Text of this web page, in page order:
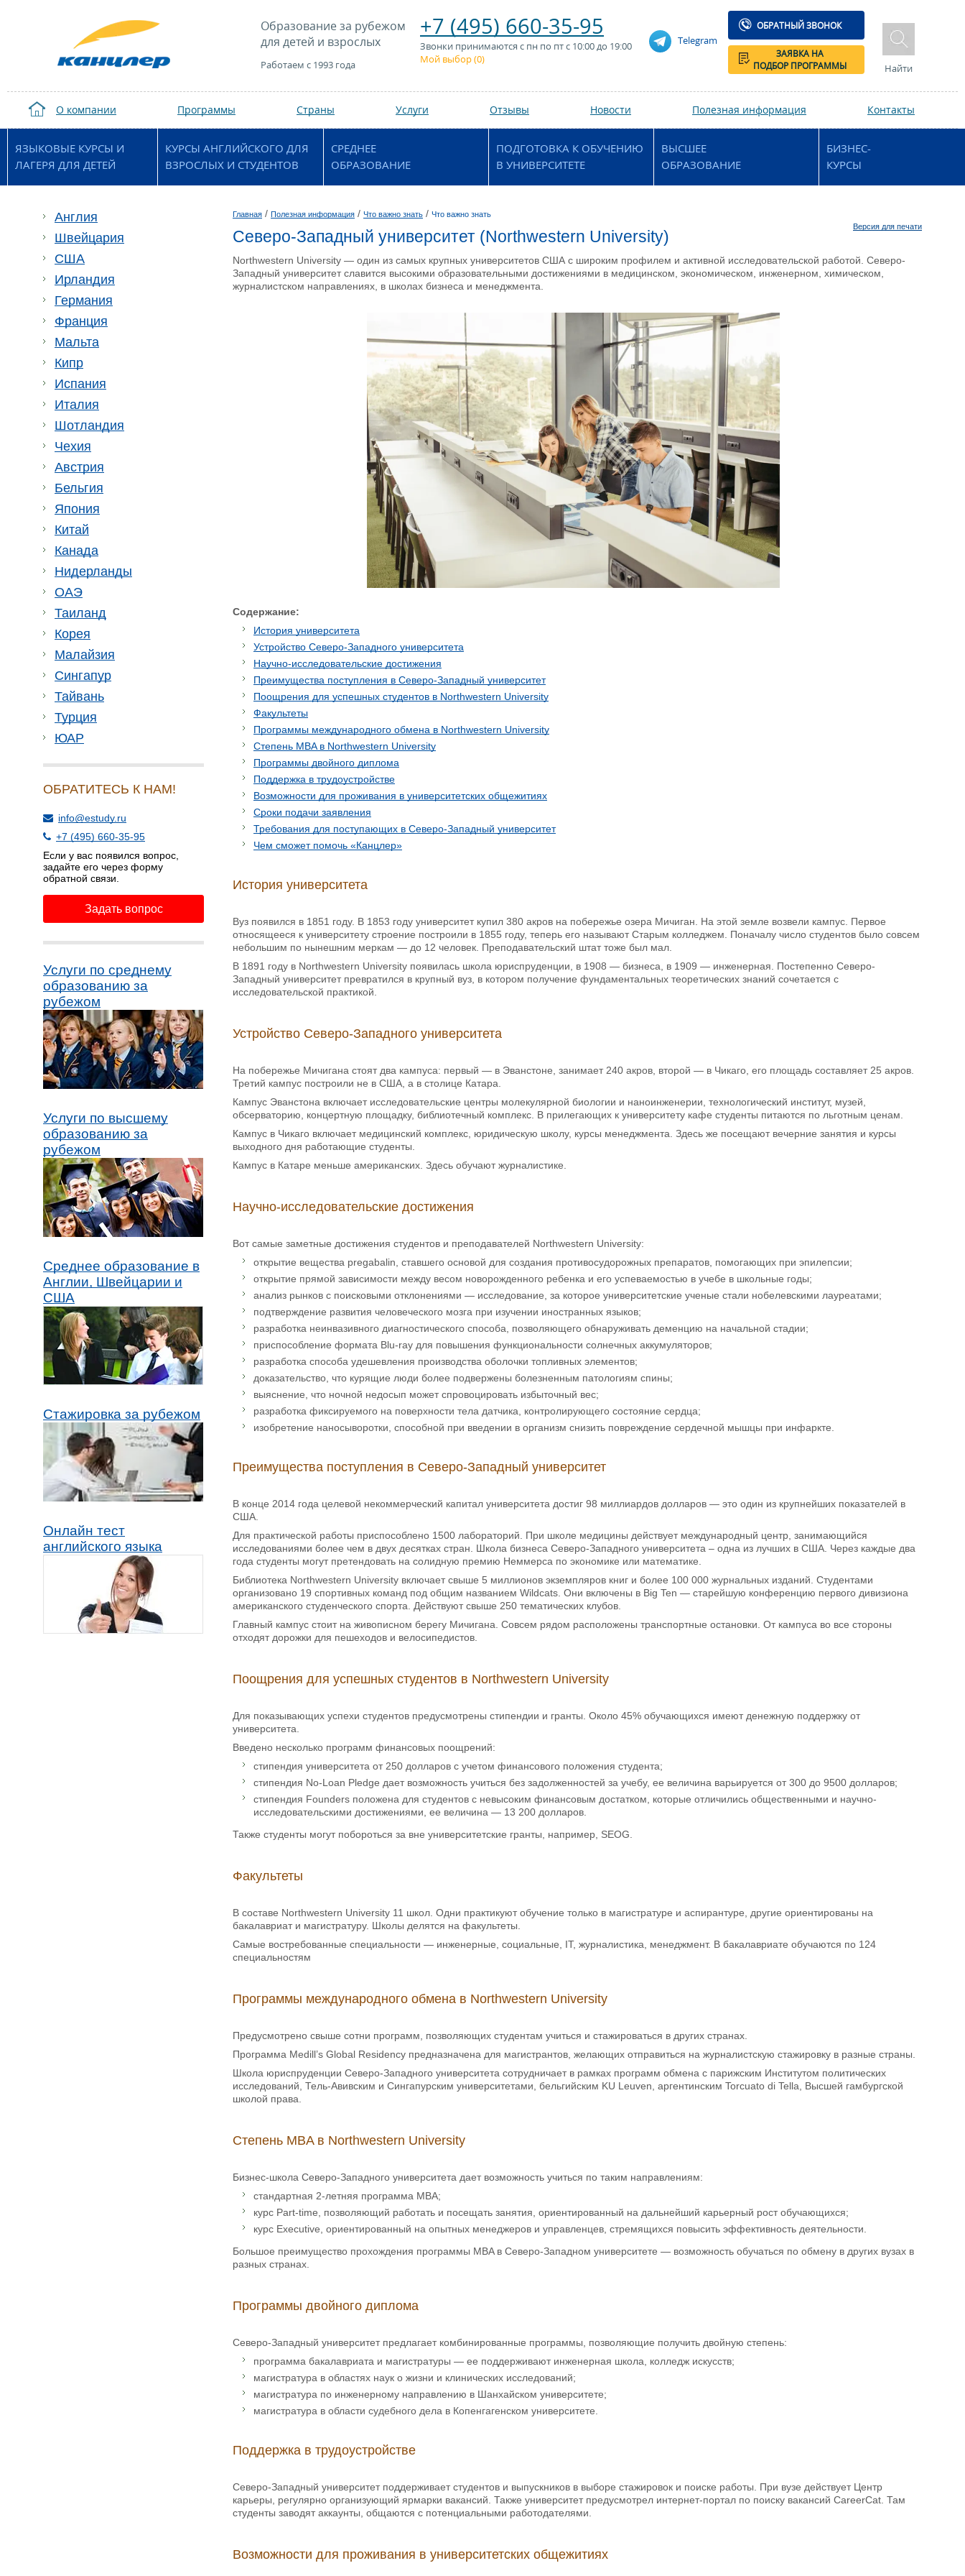
Образование за рубежом
для детей и взрослых
Работаем с 1993 года
+7 (495) 660-35-95
Звонки принимаются с пн по пт с 10:00 до 19:00
Мой выбор (0)
Telegram
ОБРАТНЫЙ ЗВОНОК
ЗАЯВКА НА
ПОДБОР ПРОГРАММЫ
Найти
О компании Программы Страны Услуги Отзывы Новости Полезная информация Контакты
ЯЗЫКОВЫЕ КУРСЫ И
ЛАГЕРЯ ДЛЯ ДЕТЕЙ
КУРСЫ АНГЛИЙСКОГО ДЛЯ
ВЗРОСЛЫХ И СТУДЕНТОВ
СРЕДНЕЕ
ОБРАЗОВАНИЕ
ПОДГОТОВКА К ОБУЧЕНИЮ
В УНИВЕРСИТЕТЕ
ВЫСШЕЕ
ОБРАЗОВАНИЕ
БИЗНЕС-
КУРСЫ
Англия
Швейцария
США
Ирландия
Германия
Франция
Мальта
Кипр
Испания
Италия
Шотландия
Чехия
Австрия
Бельгия
Япония
Китай
Канада
Нидерланды
ОАЭ
Таиланд
Корея
Малайзия
Сингапур
Тайвань
Турция
ЮАР
ОБРАТИТЕСЬ К НАМ!
info@estudy.ru
+7 (495) 660-35-95
Если у вас появился вопрос,
задайте его через форму
обратной связи.
Задать вопрос
Услуги по среднему
образованию за
рубежом
Услуги по высшему
образованию за
рубежом
Среднее образование в
Англии, Швейцарии и
США
Стажировка за рубежом
Онлайн тест
английского языка
Главная / Полезная информация / Что важно знать / Что важно знать
Версия для печати
Северо-Западный университет (Northwestern University)
Northwestern University — один из самых крупных университетов США с широким профилем и активной исследовательской работой. Северо-
Западный университет славится высокими образовательными достижениями в медицинском, экономическом, инженерном, химическом,
журналистском направлениях, в школах бизнеса и менеджмента.
Содержание:
История университета
Устройство Северо-Западного университета
Научно-исследовательские достижения
Преимущества поступления в Северо-Западный университет
Поощрения для успешных студентов в Northwestern University
Факультеты
Программы международного обмена в Northwestern University
Степень MBA в Northwestern University
Программы двойного диплома
Поддержка в трудоустройстве
Возможности для проживания в университетских общежитиях
Сроки подачи заявления
Требования для поступающих в Северо-Западный университет
Чем сможет помочь «Канцлер»
История университета
Вуз появился в 1851 году. В 1853 году университет купил 380 акров на побережье озера Мичиган. На этой земле возвели кампус. Первое
относящееся к университету строение построили в 1855 году, теперь его называют Старым колледжем. Поначалу число студентов было совсем
небольшим по нынешним меркам — до 12 человек. Преподавательский штат тоже был мал.
В 1891 году в Northwestern University появилась школа юриспруденции, в 1908 — бизнеса, в 1909 — инженерная. Постепенно Северо-
Западный университет превратился в крупный вуз, в котором получение фундаментальных теоретических знаний сочетается с
исследовательской практикой.
Устройство Северо-Западного университета
На побережье Мичигана стоят два кампуса: первый — в Эванстоне, занимает 240 акров, второй — в Чикаго, его площадь составляет 25 акров.
Третий кампус построили не в США, а в столице Катара.
Кампус Эванстона включает исследовательские центры молекулярной биологии и наноинженерии, технологический институт, музей,
обсерваторию, концертную площадку, библиотечный комплекс. В прилегающих к университету кафе студенты питаются по льготным ценам.
Кампус в Чикаго включает медицинский комплекс, юридическую школу, курсы менеджмента. Здесь же посещают вечерние занятия и курсы
выходного дня работающие студенты.
Кампус в Катаре меньше американских. Здесь обучают журналистике.
Научно-исследовательские достижения
Вот самые заметные достижения студентов и преподавателей Northwestern University:
открытие вещества pregabalin, ставшего основой для создания противосудорожных препаратов, помогающих при эпилепсии;
открытие прямой зависимости между весом новорожденного ребенка и его успеваемостью в учебе в школьные годы;
анализ рынков с поисковыми отклонениями — исследование, за которое университетские ученые стали нобелевскими лауреатами;
подтверждение развития человеческого мозга при изучении иностранных языков;
разработка неинвазивного диагностического способа, позволяющего обнаруживать деменцию на начальной стадии;
приспособление формата Blu-ray для повышения функциональности солнечных аккумуляторов;
разработка способа удешевления производства оболочки топливных элементов;
доказательство, что курящие люди более подвержены болезненным патологиям спины;
выяснение, что ночной недосып может спровоцировать избыточный вес;
разработка фиксируемого на поверхности тела датчика, контролирующего состояние сердца;
изобретение наносыворотки, способной при введении в организм снизить повреждение сердечной мышцы при инфаркте.
Преимущества поступления в Северо-Западный университет
В конце 2014 года целевой некоммерческий капитал университета достиг 98 миллиардов долларов — это один из крупнейших показателей в
США.
Для практической работы приспособлено 1500 лабораторий. При школе медицины действует международный центр, занимающийся
исследованиями более чем в двух десятках стран. Школа бизнеса Северо-Западного университета – одна из лучших в США. Через каждые два
года студенты могут претендовать на солидную премию Неммерса по экономике или математике.
Библиотека Northwestern University включает свыше 5 миллионов экземпляров книг и более 100 000 журнальных изданий. Студентами
организовано 19 спортивных команд под общим названием Wildcats. Они включены в Big Ten — старейшую конференцию первого дивизиона
американского студенческого спорта. Действуют свыше 250 тематических клубов.
Главный кампус стоит на живописном берегу Мичигана. Совсем рядом расположены транспортные остановки. От кампуса во все стороны
отходят дорожки для пешеходов и велосипедистов.
Поощрения для успешных студентов в Northwestern University
Для показывающих успехи студентов предусмотрены стипендии и гранты. Около 45% обучающихся имеют денежную поддержку от
университета.
Введено несколько программ финансовых поощрений:
стипендия университета от 250 долларов с учетом финансового положения студента;
стипендия No-Loan Pledge дает возможность учиться без задолженностей за учебу, ее величина варьируется от 300 до 9500 долларов;
стипендия Founders положена для студентов с невысоким финансовым достатком, которые отличились общественными и научно-
исследовательскими достижениями, ее величина — 13 200 долларов.
Также студенты могут побороться за вне университетские гранты, например, SEOG.
Факультеты
В составе Northwestern University 11 школ. Одни практикуют обучение только в магистратуре и аспирантуре, другие ориентированы на
бакалавриат и магистратуру. Школы делятся на факультеты.
Самые востребованные специальности — инженерные, социальные, IT, журналистика, менеджмент. В бакалавриате обучаются по 124
специальностям
Программы международного обмена в Northwestern University
Предусмотрено свыше сотни программ, позволяющих студентам учиться и стажироваться в других странах.
Программа Medill’s Global Residency предназначена для магистрантов, желающих отправиться на журналистскую стажировку в разные страны.
Школа юриспруденции Северо-Западного университета сотрудничает в рамках программ обмена с парижским Институтом политических
исследований, Тель-Авивским и Сингапурским университетами, бельгийским KU Leuven, аргентинским Torcuato di Tella, Высшей гамбургской
школой права.
Степень MBA в Northwestern University
Бизнес-школа Северо-Западного университета дает возможность учиться по таким направлениям:
стандартная 2-летняя программа MBA;
курс Part-time, позволяющий работать и посещать занятия, ориентированный на дальнейший карьерный рост обучающихся;
курс Executive, ориентированный на опытных менеджеров и управленцев, стремящихся повысить эффективность деятельности.
Большое преимущество прохождения программы MBA в Северо-Западном университете — возможность обучаться по обмену в других вузах в
разных странах.
Программы двойного диплома
Северо-Западный университет предлагает комбинированные программы, позволяющие получить двойную степень:
программа бакалавриата и магистратуры — ее поддерживают инженерная школа, колледж искусств;
магистратура в областях наук о жизни и клинических исследований;
магистратура по инженерному направлению в Шанхайском университете;
магистратура в области судебного дела в Копенгагенском университете.
Поддержка в трудоустройстве
Северо-Западный университет поддерживает студентов и выпускников в выборе стажировок и поиске работы. При вузе действует Центр
карьеры, регулярно организующий ярмарки вакансий. Также университет предусмотрел интернет-портал по поиску вакансий CareerCat. Там
студенты заводят аккаунты, общаются с потенциальными работодателями.
Возможности для проживания в университетских общежитиях